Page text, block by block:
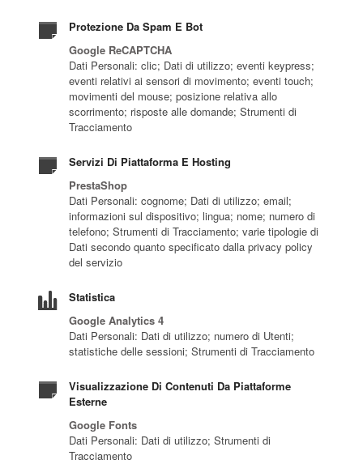
Protezione Da Spam E Bot
Google ReCAPTCHA
Dati Personali: clic; Dati di utilizzo; eventi keypress;
eventi relativi ai sensori di movimento; eventi touch;
movimenti del mouse; posizione relativa allo
scorrimento; risposte alle domande; Strumenti di
Tracciamento
Servizi Di Piattaforma E Hosting
PrestaShop
Dati Personali: cognome; Dati di utilizzo; email;
informazioni sul dispositivo; lingua; nome; numero di
telefono; Strumenti di Tracciamento; varie tipologie di
Dati secondo quanto specificato dalla privacy policy
del servizio
Statistica
Google Analytics 4
Dati Personali: Dati di utilizzo; numero di Utenti;
statistiche delle sessioni; Strumenti di Tracciamento
Visualizzazione Di Contenuti Da Piattaforme
Esterne
Google Fonts
Dati Personali: Dati di utilizzo; Strumenti di
Tracciamento